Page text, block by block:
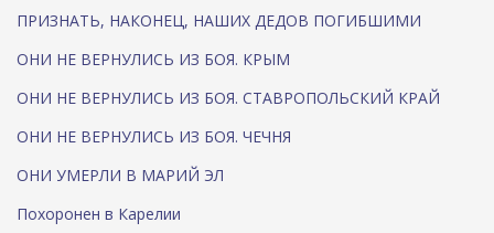
ПРИЗНАТЬ, НАКОНЕЦ, НАШИХ ДЕДОВ ПОГИБШИМИ
ОНИ НЕ ВЕРНУЛИСЬ ИЗ БОЯ. КРЫМ
ОНИ НЕ ВЕРНУЛИСЬ ИЗ БОЯ. СТАВРОПОЛЬСКИЙ КРАЙ
ОНИ НЕ ВЕРНУЛИСЬ ИЗ БОЯ. ЧЕЧНЯ
ОНИ УМЕРЛИ В МАРИЙ ЭЛ
Похоронен в Карелии